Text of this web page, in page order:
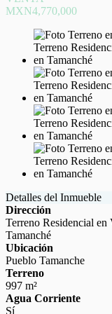
MXN4,770,000
Detalles del Inmueble
Dirección
Terreno Residencial en
Tamanché
Ubicación
Pueblo Tamanche
Terreno
997 m²
Agua Corriente
Sí